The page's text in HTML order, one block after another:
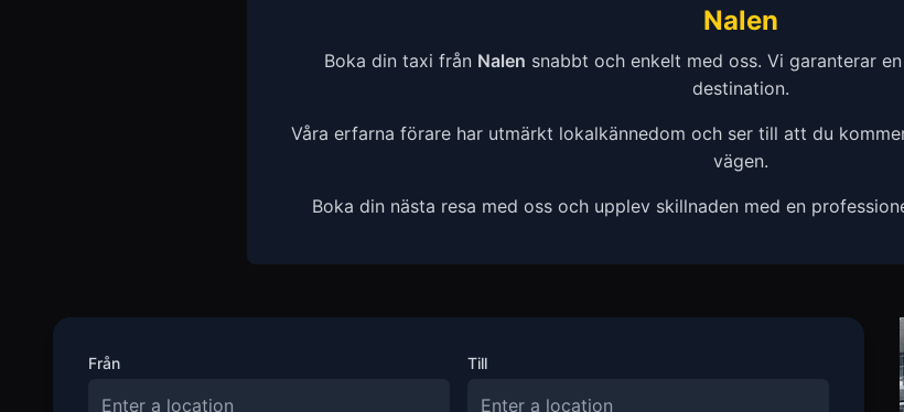
Nalen
Boka din taxi från Nalen snabbt och enkelt med oss. Vi garanterar
destination.
Våra erfarna förare har utmärkt lokalkännedom och ser till att du
vägen.
Boka din nästa resa med oss och upplev skillnaden med en
Från Till